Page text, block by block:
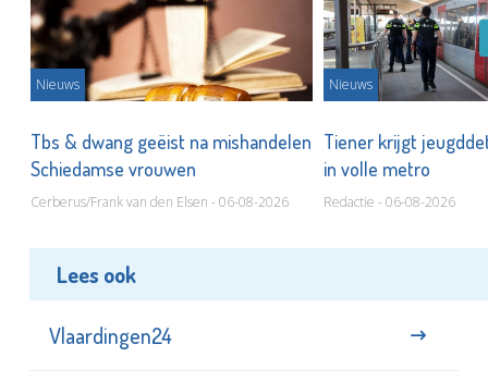
Nieuws
Tbs & dwang geëist na mishandelen
Schiedamse vrouwen
Cerberus/Frank van den Elsen - 06-08-2026
Nieuws
Tiener krijgt
in volle metro
Redactie - 06-08-2026
Lees ook
Vlaardingen24